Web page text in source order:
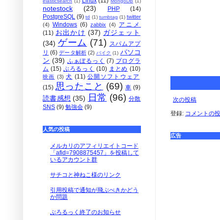
次の投稿
登録: コメントの
広告
notestock (23) PHP
(14)
PostgreSQL (9) td (1) tumbtag (1) twitter
(4) Windows (6) zabbix (4)
アニメ
(11) お出かけ (37) ガジェット
(34) ゲーム (71) スパムアプ
リ (6) データ解析 (2) バイク (1) パソコ
ン (39) ふぁぼるっく (7) プログラ
ム (15) ぶろるっく (10) まとめ (10)
映画 (3) 犬 (11) 公開ソフトウェア
(15) 思ったこと (69) 車 (9)
読書感想 (35) 日常 (96) 分散
SNS (9) 勉強会 (9)
人気の投稿
メルカリのアフィリエイトコード
「afid=7908875457」を投稿して
いるアカウント群
サチコと神ねこ様のリンク
引用投稿で通知が飛ぶべきかどう
か問題
ぶろるっく終了のお知らせ